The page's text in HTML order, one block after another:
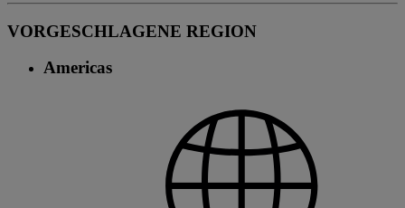
VORGESCHLAGENE REGION
Americas